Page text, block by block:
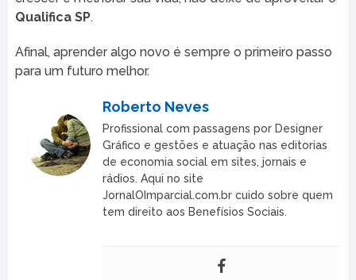
Qualifica SP.
Afinal, aprender algo novo é sempre o primeiro passo
para um futuro melhor.
Roberto Neves
Profissional com passagens por Designer
Gráfico e gestões e atuação nas editorias
de economia social em sites, jornais e
rádios. Aqui no site
JornalOImparcial.com.br cuido sobre quem
tem direito aos Benefísios Sociais.